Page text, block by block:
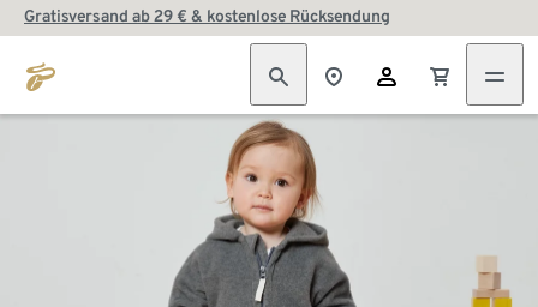
Gratisversand ab 29 € & kostenlose Rücksendung